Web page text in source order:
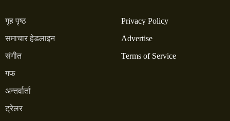
गृह पृष्ठ
समाचार हेडलाइन
संगीत
गफ
अन्तर्वार्ता
ट्रेलर
Privacy Policy
Advertise
Terms of Service